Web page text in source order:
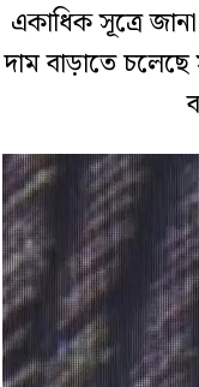
একাধিক সূত্রে
দাম বাড়াতে